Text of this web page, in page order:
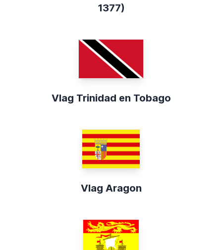
1377)
Vlag Trinidad en Tobago
Vlag Aragon